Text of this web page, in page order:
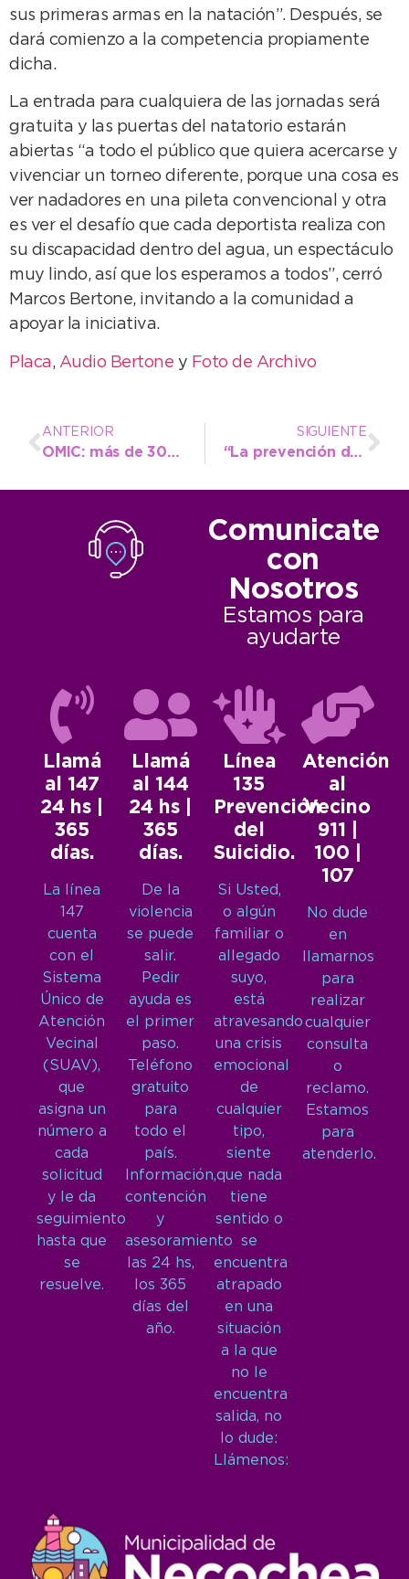
sus primeras armas en la natación”. Después, se
dará comienzo a la competencia propiamente
dicha.
La entrada para cualquiera de las jornadas será
gratuita y las puertas del natatorio estarán
abiertas “a todo el público que quiera acercarse y
vivenciar un torneo diferente, porque una cosa es
ver nadadores en una pileta convencional y otra
es ver el desafío que cada deportista realiza con
su discapacidad dentro del agua, un espectáculo
muy lindo, así que los esperamos a todos”, cerró
Marcos Bertone, invitando a la comunidad a
apoyar la iniciativa.
Placa, Audio Bertone y Foto de Archivo
ANTERIOR
OMIC: más de 300 consultas y 47 denuncias formales en agosto
SIGUIENTE
“La prevención del suicidio es un compromiso de toda la población”
Comunicate
con
Nosotros
Estamos para
ayudarte
Llamá
al 147
24 hs |
365
días.
La línea
147
cuenta
con el
Sistema
Único de
Atención
Vecinal
(SUAV),
que
asigna un
número a
cada
solicitud
y le da
seguimiento
hasta que
se
resuelve.
Llamá
al 144
24 hs |
365
días.
De la
violencia
se puede
salir.
Pedir
ayuda es
el primer
paso.
Teléfono
gratuito
para
todo el
país.
Información,
contención
y
asesoramiento
las 24 hs,
los 365
días del
año.
Línea
135
Prevención
del
Suicidio.
Si Usted,
o algún
familiar o
allegado
suyo,
está
atravesando
una crisis
emocional
de
cualquier
tipo,
siente
que nada
tiene
sentido o
se
encuentra
atrapado
en una
situación
a la que
no le
encuentra
salida, no
lo dude:
Llámenos:
Atención
al
Vecino
911 |
100 |
107
No dude
en
llamarnos
para
realizar
cualquier
consulta
o
reclamo.
Estamos
para
atenderlo.